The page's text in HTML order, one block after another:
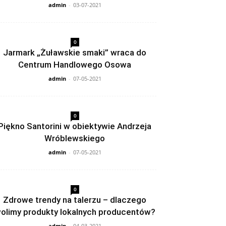
admin - 03-07-2021
0
Jarmark „Żuławskie smaki” wraca do
Centrum Handlowego Osowa
admin - 07-05-2021
0
Santorini w obiektywie Andrzeja
Wróblewskiego
admin - 07-05-2021
0
Zdrowe trendy na talerzu – dlaczego
produkty lokalnych producentów?